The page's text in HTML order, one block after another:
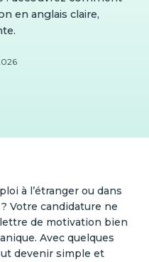
en anglais claire,
à l’étranger ou dans
Votre candidature ne
de motivation bien
Avec quelques
devenir simple et